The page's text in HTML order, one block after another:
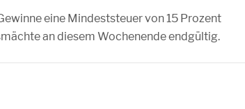
eine Mindeststeuer von 15 Prozent
an diesem Wochenende endgültig.